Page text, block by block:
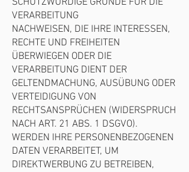
SCHUTZWÜRDIGE GRÜNDE FÜR DIE
VERARBEITUNG
NACHWEISEN, DIE IHRE INTERESSEN,
RECHTE UND FREIHEITEN
ÜBERWIEGEN ODER DIE
VERARBEITUNG DIENT DER
GELTENDMACHUNG, AUSÜBUNG ODER
VERTEIDIGUNG VON
RECHTSANSPRÜCHEN (WIDERSPRUCH
NACH ART. 21 ABS. 1 DSGVO).
WERDEN IHRE PERSONENBEZOGENEN
DATEN VERARBEITET, UM
DIREKTWERBUNG ZU BETREIBEN,